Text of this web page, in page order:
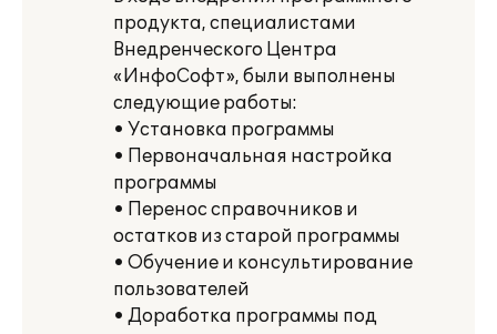
продукта, специалистами
Внедренческого Центра
«ИнфоСофт», были выполнены
следующие работы:
• Установка программы
• Первоначальная настройка
программы
• Перенос справочников и
остатков из старой программы
• Обучение и консультирование
пользователей
• Доработка программы под